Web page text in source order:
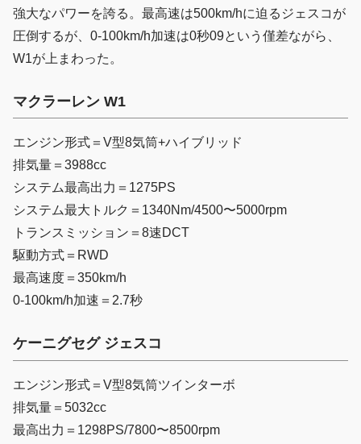
強大なパワーを誇る。最高速は500km/hに迫るジェスコが
圧倒するが、0-100km/h加速は0秒09という僅差ながら、
W1が上まわった。
マクラーレン W1
エンジン形式＝V型8気筒+ハイブリッド
排気量＝3988cc
システム最高出力＝1275PS
システム最大トルク＝1340Nm/4500〜5000rpm
トランスミッション＝8速DCT
駆動方式＝RWD
最高速度＝350km/h
0-100km/h加速＝2.7秒
ケーニグセグ ジェスコ
エンジン形式＝V型8気筒ツインターボ
排気量＝5032cc
最高出力＝1298PS/7800〜8500rpm